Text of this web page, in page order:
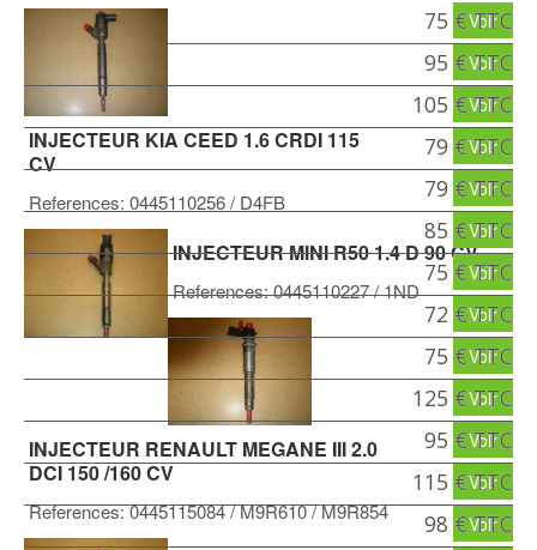
INJECTEUR KIA CEED 1.6 CRDI 115
CV
References: 0445110256/ D4FB
Voir
INJECTEUR MINI R50 1.4 D 90 CV
References:0445110227/ 1ND
75 € TTC
Voir
INJECTEUR RENAULT MEGANE III 2.0
DCI 150 /160 CV
References:0445115084/ M9R610 / M9R854
95 € TTC
Voir
105 € TTC
Voir
79 € TTC
Voir
79 € TTC
Voir
85 € TTC
Voir
75 € TTC
Voir
72 € TTC
Voir
75 € TTC
Voir
125 € TTC
Voir
95 € TTC
Voir
115 € TTC
Voir
98 € TTC